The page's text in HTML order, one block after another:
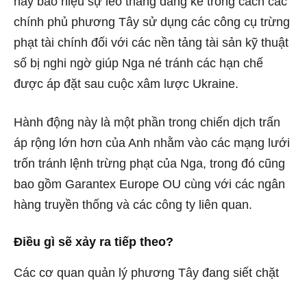
chính phủ phương Tây sử dụng các công cụ trừng
phạt tài chính đối với các nền tảng tài sản kỹ thuật
số bị nghi ngờ giúp Nga né tránh các hạn chế
được áp đặt sau cuộc xâm lược Ukraine.
Hành động này là một phần trong chiến dịch trấn
áp rộng lớn hơn của Anh nhằm vào các mạng lưới
trốn tránh lệnh trừng phạt của Nga, trong đó cũng
bao gồm Garantex Europe OU cùng với các ngân
hàng truyền thống và các công ty liên quan.
Điều gì sẽ xảy ra tiếp theo?
Các cơ quan quản lý phương Tây đang siết chặt